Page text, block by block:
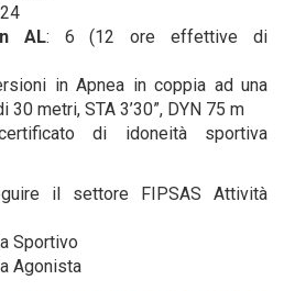
AL: 6 (12 ore effet­ti­ve di
in Apnea in cop­pia ad una
metri, STA 3’30”, DYN 75 m
di ido­nei­tà spor­ti­va
il set­to­re FIPSAS Atti­vi­tà
Sportivo
Agonista